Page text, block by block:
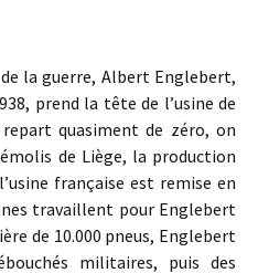
Albert Englebert,
prend la tête de l’usine de
quasiment de zéro, on
de Liège, la production
française est remise en
travaillent pour Englebert
de 10.000 pneus, Englebert
militaires, puis des